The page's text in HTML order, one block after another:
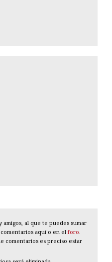
al que te puedes sumar
aquí o en el foro.
comentarios es preciso estar